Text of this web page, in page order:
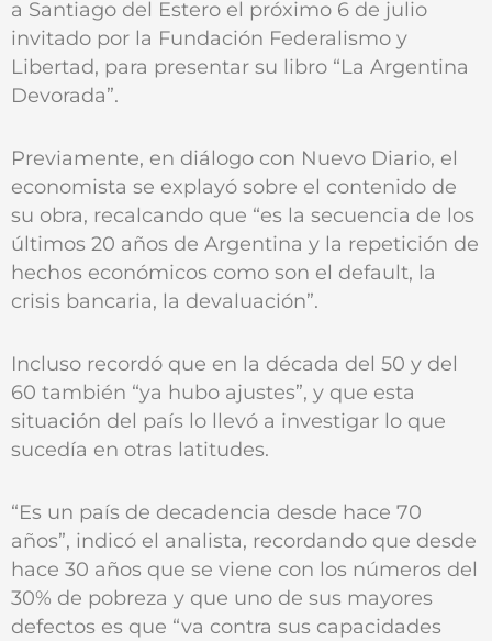
a Santiago del Estero el próximo 6 de julio
invitado por la Fundación Federalismo y
Libertad, para presentar su libro “La Argentina
Devorada”.
Previamente, en diálogo con Nuevo Diario, el
economista se explayó sobre el contenido de
su obra, recalcando que “es la secuencia de los
últimos 20 años de Argentina y la repetición de
hechos económicos como son el default, la
crisis bancaria, la devaluación”.
Incluso recordó que en la década del 50 y del
60 también “ya hubo ajustes”, y que esta
situación del país lo llevó a investigar lo que
sucedía en otras latitudes.
“Es un país de decadencia desde hace 70
años”, indicó el analista, recordando que desde
hace 30 años que se viene con los números del
30% de pobreza y que uno de sus mayores
defectos es que “va contra sus capacidades